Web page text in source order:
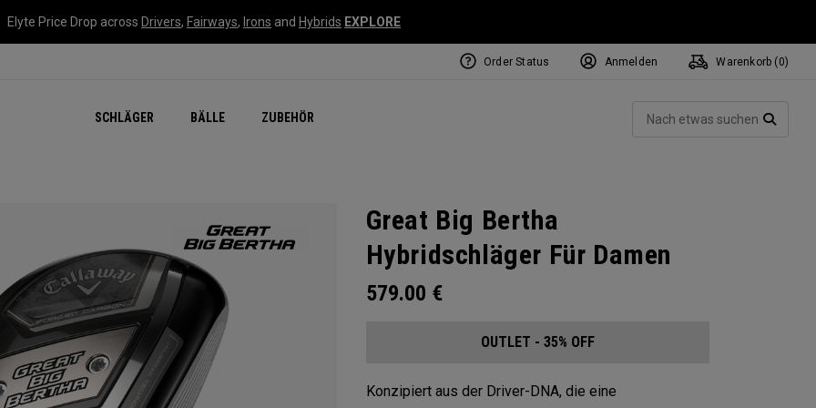
Elyte Price Drop across Drivers, Fairways, Irons and Hybrids EXPLORE
SCHLÄGER BÄLLE ZUBEHÖR
Order Status Anmelden Warenkorb ( 0)
Great Big Bertha
Hybridschläger Für Damen
579.00 €
OUTLET - 35% OFF
Konzipiert aus der Driver-DNA, die eine